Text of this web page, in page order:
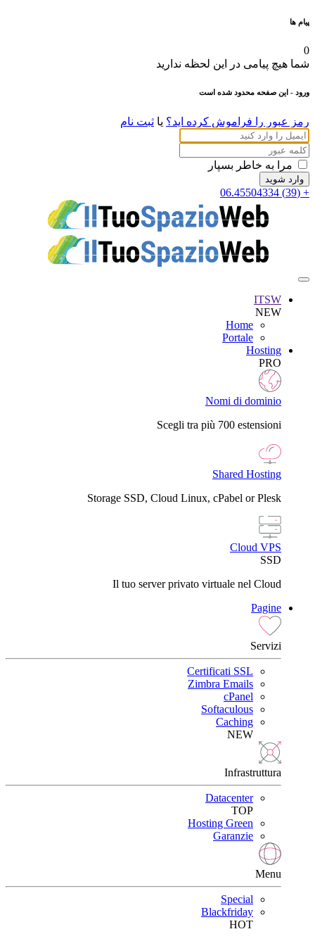
پیام ها
0
شما هیچ پیامی در این لحظه ندارید
ورود - این صفحه محدود شده است
رمز عبور را فراموش کرده اید؟ یا ثبت نام
مرا به خاطر بسپار
+ (39) 06.45504334
ITSW
NEW
Home
Portale
Hosting
PRO
Nomi di dominio
Scegli tra più 700 estensioni
Shared Hosting
Storage SSD, Cloud Linux, cPabel or Plesk
Cloud VPS
SSD
Il tuo server privato virtuale nel Cloud
Pagine
Servizi
Certificati SSL
Zimbra Emails
cPanel
Softaculous
Caching
NEW
Infrastruttura
Datacenter
TOP
Hosting Green
Garanzie
Menu
Special
Blackfriday
HOT